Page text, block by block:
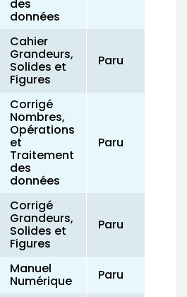
des
données
Cahier
Grandeurs,
Solides et
Figures
Paru
Corrigé
Nombres,
Opérations
et
Traitement
des
données
Paru
Corrigé
Grandeurs,
Solides et
Figures
Paru
Manuel
Numérique Paru